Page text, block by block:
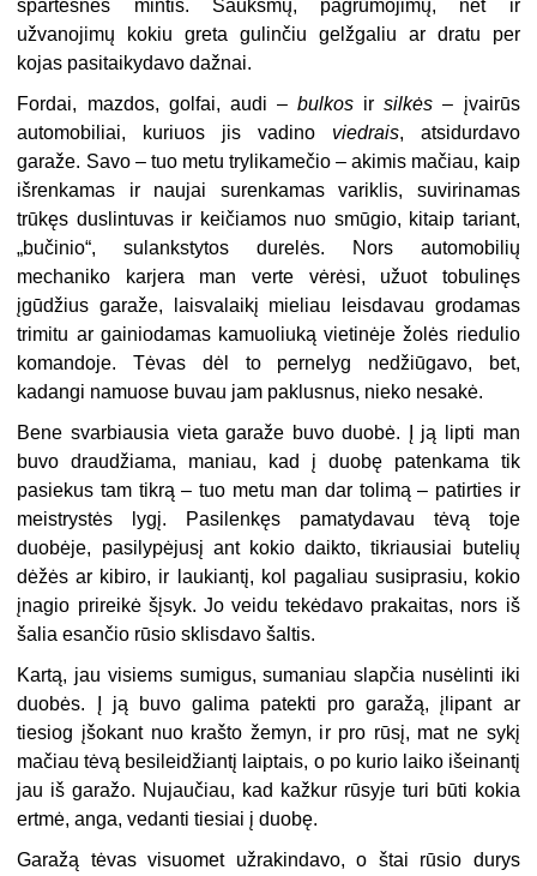
spartesnes mintis. Šauksmų, pagrūmojimų, net ir
užvanojimų kokiu greta gulinčiu gelžgaliu ar dratu per
kojas pasitaikydavo dažnai.
Fordai, mazdos, golfai, audi –bulkos irsilkės – įvairūs
automobiliai, kuriuos jis vadino viedrais, atsidurdavo
garaže. Savo – tuo metu trylikamečio – akimis mačiau, kaip
išrenkamas ir naujai surenkamas variklis, suvirinamas
trūkęs duslintuvas ir keičiamos nuo smūgio, kitaip tariant,
„bučinio“, sulankstytos durelės. Nors automobilių
mechaniko karjera man verte vėrėsi, užuot tobulinęs
įgūdžius garaže, laisvalaikį mieliau leisdavau grodamas
trimitu ar gainiodamas kamuoliuką vietinėje žolės riedulio
komandoje. Tėvas dėl to pernelyg nedžiūgavo, bet,
kadangi namuose buvau jam paklusnus, nieko nesakė.
Bene svarbiausia vieta garaže buvo duobė. Į ją lipti man
buvo draudžiama, maniau, kad į duobę patenkama tik
pasiekus tam tikrą – tuo metu man dar tolimą – patirties ir
meistrystės lygį. Pasilenkęs pamatydavau tėvą toje
duobėje, pasilypėjusį ant kokio daikto, tikriausiai butelių
dėžės ar kibiro, ir laukiantį, kol pagaliau susiprasiu, kokio
įnagio prireikė šįsyk. Jo veidu tekėdavo prakaitas, nors iš
šalia esančio rūsio sklisdavo šaltis.
Kartą, jau visiems sumigus, sumaniau slapčia nusėlinti iki
duobės. Į ją buvo galima patekti pro garažą, įlipant ar
tiesiog įšokant nuo krašto žemyn, ir pro rūsį, mat ne sykį
mačiau tėvą besileidžiantį laiptais, o po kurio laiko išeinantį
jau iš garažo. Nujaučiau, kad kažkur rūsyje turi būti kokia
ertmė, anga, vedanti tiesiai į duobę.
Garažą tėvas visuomet užrakindavo, o štai rūsio durys